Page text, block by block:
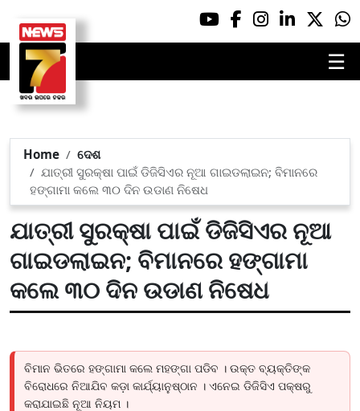
☰
Home
ଦେଶ
ଯାତ୍ରୀ ସୁରକ୍ଷା ପାଇଁ ଡିଜିସିଏର ନୂଆ ଗାଇଡଲାଇନ; ବିମାନରେ
ହଙ୍ଗାମା କଲେ ୩୦ ଦିନ ଉଡାଣ ନିଷେଧ
ଯାତ୍ରୀ ସୁରକ୍ଷା ପାଇଁ ଡିଜିସିଏର ନୂଆ
ଗାଇଡଲାଇନ; ବିମାନରେ ହଙ୍ଗାମା
କଲେ ୩୦ ଦିନ ଉଡାଣ ନିଷେଧ
ବିମାନ ଭିତରେ ହଙ୍ଗାମା କଲେ ମହଙ୍ଗା ପଡିବ । ଉକ୍ତ ବ୍ୟକ୍ତିଙ୍କ
ବିରୋଧରେ ନିଆଯିବ କଡ଼ା କାର୍ଯ୍ୟାନୁଷ୍ଠାନ । ଏନେଇ ଡିଜିସିଏ ପକ୍ଷରୁ
କରାଯାଇଛି ନୂଆ ନିୟମ ।